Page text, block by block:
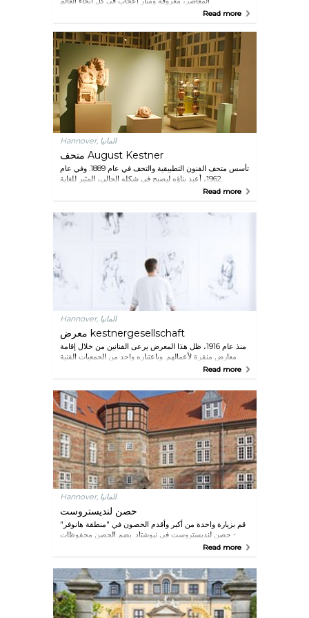
Read more
Hannover, المانيا
متحف August Kestner
تأسس متحف الفنون التطبيقية والتحف في عام 1889. وفي عام
1962، أعيد بناؤه ليصبح في شكله الحالي، المثير للغاية.
Read more
Hannover, المانيا
معرض kestnergesellschaft
منذ عام 1916، ظل هذا المعرض يرعى الفنانين من خلال إقامة
معارض منفرة لأعمالهم. وباعتباره واحد من الجمعيات الفنية
Read more
Hannover, المانيا
حصن لنديستروست
قم بزيارة واحدة من أكبر وأقدم الحصون في "منطقة هانوفر"
- حصن لنديستروست في نيوشتاد. يضم الحصن محفوظات
لمتحف الخث (الفحم) ومعرضًا يحكي عن تاريخ الحصن. علاوة
على ذلك، يقام بالحصن أحداث منتظمة مثل المعارض أو
Read more